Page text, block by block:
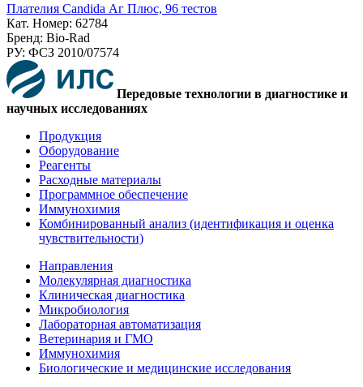
Плателия Candida Аг Плюс, 96 тестов
Кат. Номер: 62784
Бренд: Bio-Rad
РУ: ФСЗ 2010/07574
Передовые технологии в диагностике и
научных исследованиях
Продукция
Оборудование
Реагенты
Расходные материалы
Программное обеспечение
Иммунохимия
Комбинированный анализ (идентификация и оценка
чувствительности)
Направления
Молекулярная диагностика
Клиническая диагностика
Микробиология
Лабораторная автоматизация
Ветеринария и ГМО
Иммунохимия
Биологические и медицинские исследования